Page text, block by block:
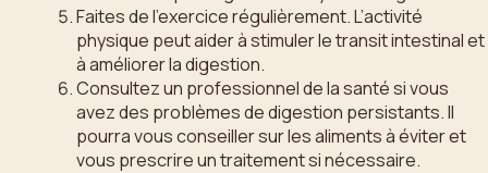
Faites de l’exercice régulièrement. L’activité
physique peut aider à stimuler le transit intestinal et
à améliorer la digestion.
Consultez un professionnel de la santé si vous
avez des problèmes de digestion persistants. Il
pourra vous conseiller sur les aliments à éviter et
vous prescrire un traitement si nécessaire.